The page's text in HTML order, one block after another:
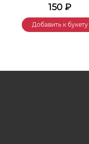
150 ₽
Добавить к букету